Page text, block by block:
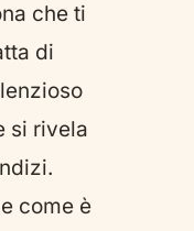
che ti
di
si rivela
come è